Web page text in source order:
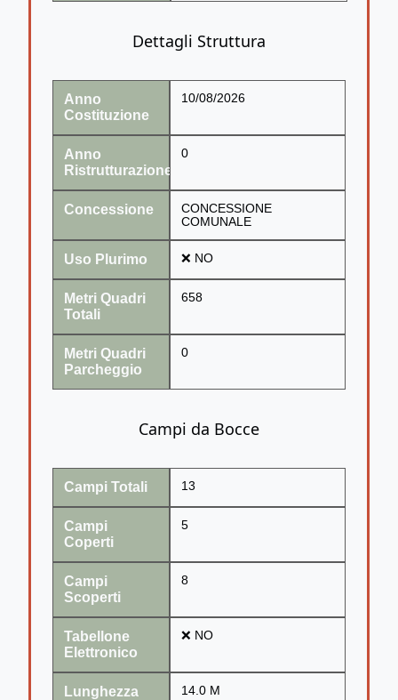
Dettagli Struttura
Anno
Costituzione
10/08/2026
Anno
Ristrutturazione
0
Concessione
CONCESSIONE
COMUNALE
Uso Plurimo ❌ NO
Metri Quadri
Totali
658
Metri Quadri
Parcheggio
0
Campi da Bocce
Campi Totali 13
Campi
Coperti
5
Campi
Scoperti
8
Tabellone
Elettronico
❌ NO
Lunghezza 14.0 M